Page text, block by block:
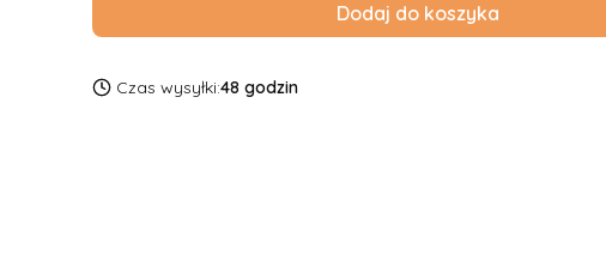
Dodaj do koszyka
Czas wysyłki:48 godzin